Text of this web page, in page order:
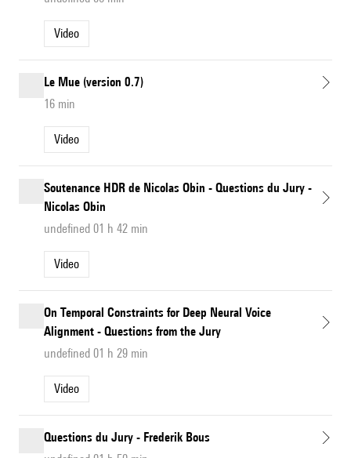
Video
Le Mue (version 0.7)
16 min
Video
Soutenance HDR de Nicolas Obin - Questions du Jury -
Nicolas Obin
undefined 01 h 42 min
Video
On Temporal Constraints for Deep Neural Voice
Alignment - Questions from the Jury
undefined 01 h 29 min
Video
Questions du Jury - Frederik Bous